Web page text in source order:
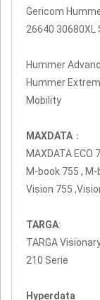
Gericom
26640 30680XL
Hummer
Hummer
Mobility
MAXDATA ：
MAXDATA ECO
M-book 755 ,
Vision 755
TARGA:
TARGA
210 Serie
Hyperdata